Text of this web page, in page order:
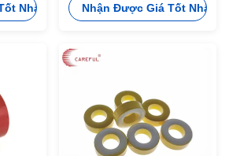
Nhất
Core Sử dụng cho bộ biến
Nhận Được Giá Tốt Nhất